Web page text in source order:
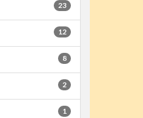
23
12
8
2
1